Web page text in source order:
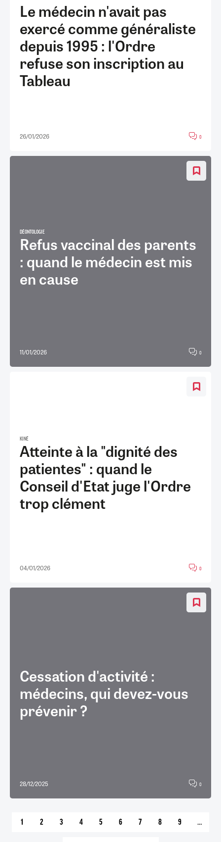
Le médecin n'avait pas
exercé comme généraliste
depuis 1995 : l'Ordre
refuse son inscription au
Tableau
26/01/2026 0
DÉONTOLOGIE
Refus vaccinal des parents
: quand le médecin est mis
en cause
11/01/2026 0
KINÉ
Atteinte à la "dignité des
patientes" : quand le
Conseil d'Etat juge l'Ordre
trop clément
04/01/2026 0
Cessation d'activité :
médecins, qui devez-vous
prévenir ?
28/12/2025 0
PAGE
1 PAGE
2 PAGE
3 PAGE
4 PAGE
5 PAGE
6 PAGE
7 PAGE
8 PAGE
9 …